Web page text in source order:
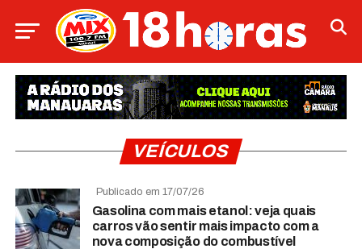
VEÍCULOS
Publicado em 17/07/26
Gasolina com mais etanol: veja quais
carros vão sentir mais impacto com a
nova composição do combustível